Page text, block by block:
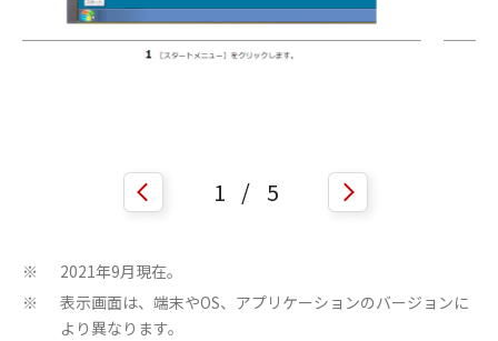
1 / 5
※ 2021年9月現在。
※
表示画面は、端末やOS、アプリケーションのバージョンに
より異なります。